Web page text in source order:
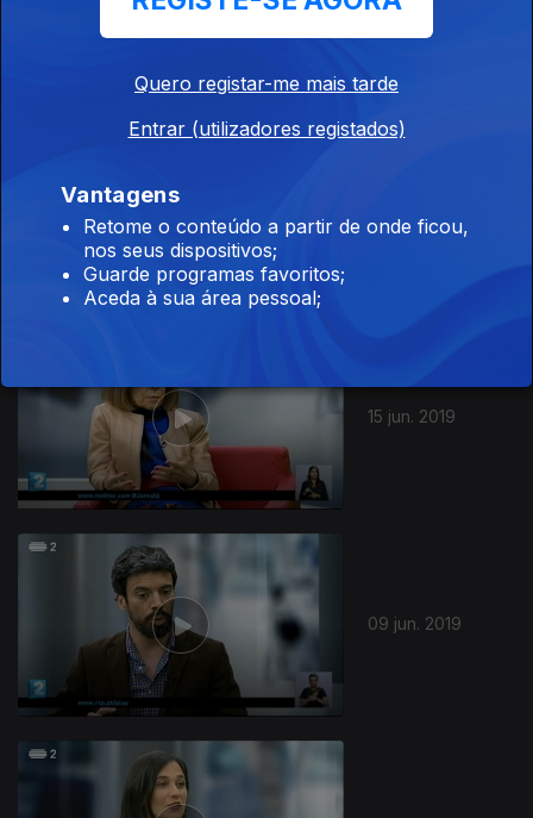
15 jun. 2019
09 jun. 2019
Quero registar-me mais tarde
Entrar (utilizadores registados)
Vantagens
Retome o conteúdo a partir de onde ficou,
nos seus dispositivos;
Guarde programas favoritos;
Aceda à sua área pessoal;